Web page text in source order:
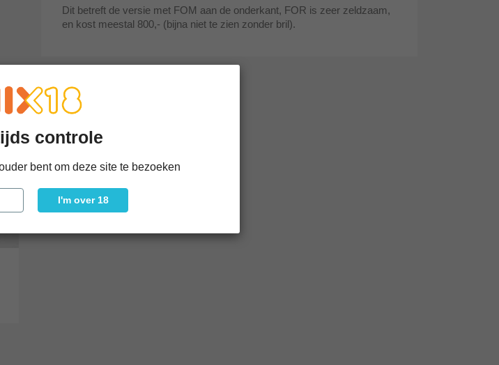
Dit betreft de versie met FOM aan de onderkant, FOR is zeer zeldzaam,
en kost meestal 800,- (bijna niet te zien zonder bril).
controle
bent om deze site te bezoeken
I'm over 18